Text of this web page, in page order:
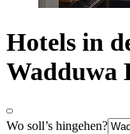
Hotels in
Wadduwa
Wo soll’s hingehen?